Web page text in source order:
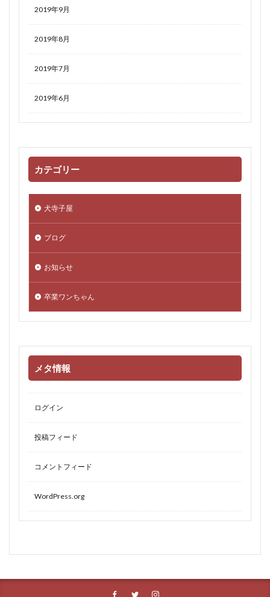
2019年9月
2019年8月
2019年7月
2019年6月
カテゴリー
犬寺子屋
ブログ
お知らせ
卒業ワンちゃん
メタ情報
ログイン
投稿フィード
コメントフィード
WordPress.org